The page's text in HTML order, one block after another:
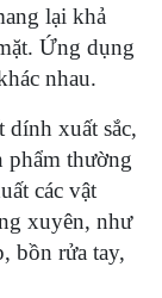
lại khả
Ứng dụng
nhau.
xuất sắc,
phẩm thường
các vật
xuyên, như
bồn rửa tay,